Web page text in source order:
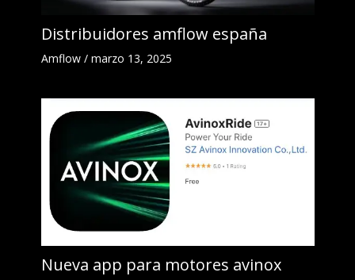
Distribuidores amflow españa
Amflow/ marzo 13, 2025
Nueva app para motores avinox